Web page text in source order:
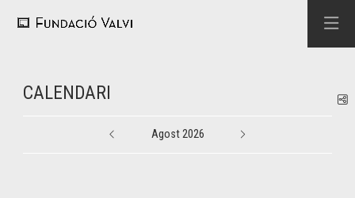
CALENDARI
Agost 2026